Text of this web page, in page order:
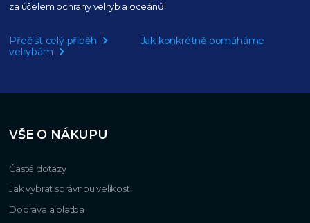
za účelem ochrany velryb a oceánů!
Přečíst celý příběh
Jak konkrétně pomáháme
velrybám
VŠE O NÁKUPU
Časté dotazy
Jak vybrat správnou velikost
Doprava a platba